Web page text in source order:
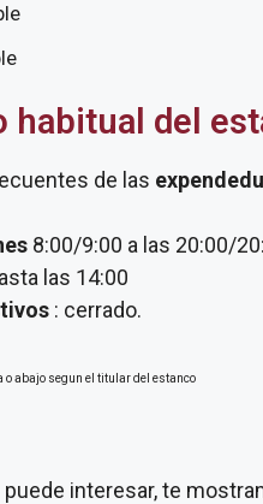
habitual del
de las
8:00/9:00 a las 20:00/
las 14:00
: cerrado.
abajo segun el titular del estanco
puede interesar, te